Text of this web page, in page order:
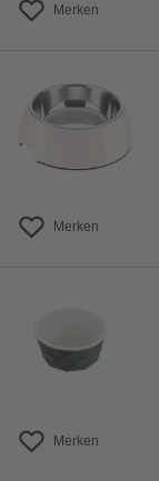
Merken
Merken
Merken